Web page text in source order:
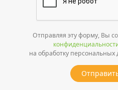
Отправляя эту форму, Вы
на обработку